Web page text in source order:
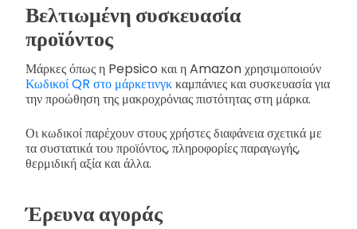
Βελτιωμένη συσκευασία
προϊόντος
Μάρκες όπως η Pepsico και η Amazon χρησιμοποιούν
Κωδικοί QR στο μάρκετινγκκαμπάνιες και συσκευασία για
την προώθηση της μακροχρόνιας πιστότητας στη μάρκα.
Οι κωδικοί παρέχουν στους χρήστες διαφάνεια σχετικά με
τα συστατικά του προϊόντος, πληροφορίες παραγωγής,
θερμιδική αξία και άλλα.
Έρευνα αγοράς